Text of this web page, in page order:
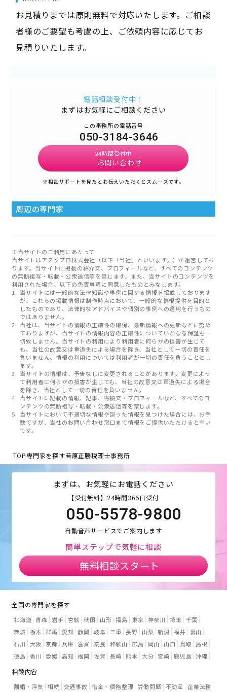
お見積りまでは原則無料で対応いたします。ご相談
者様のご要望も考慮の上、ご依頼内容に応じてお
見積りいたします。
電話相談受付中！
まずはお気軽にご相談ください
この事務所の電話番号
050-3184-3646
24時間受付中
お問い合わせ
※相談サポートを見たとお伝えいただくとスムーズです。
周辺の専門家
※当サイトのご利用にあたって
当サイトはアスクプロ株式会社（以下「当社」といいます。）が運営してお
ります。当サイトに掲載の紹介文、プロフィールなど、すべてのコンテンツ
の無断複写・転載・公衆送信等を禁じます。また、当サイトのコンテンツを
利用された場合、以下の免責事項に同意したものとみなします。
当サイトには一般的な法律知識や事例に関する情報を掲載しております
が、これらの掲載情報は制作時点において、一般的な情報提供を目的と
したものであり、法律的なアドバイスや個別の事例への適用を行うもの
ではありません。
当社は、当サイトの情報の正確性の確保、最新情報への更新などに努め
ておりますが、当サイトの情報内容の正確性についていかなる保証も一
切致しません。当サイトの利用により利用者に何らかの損害が生じて
も、当社の故意又は重過失による場合を除き、当社として一切の責任を
負いません。情報の利用については利用者が一切の責任を負うこととし
ます。
当サイトの情報は、予告なしに変更されることがあります。変更によっ
て利用者に何らかの損害が生じても、当社の故意又は重過失による場合
を除き、当社として一切の責任を負いません。
当サイトに記載の情報、記事、寄稿文・プロフィールなど、すべてのコ
ンテンツの無断複写・転載・公衆送信等を禁じます。
当サイトにおいて不適切な情報や誤った情報を見つけた場合には、お手
数ですが、当社のお問い合わせ窓口まで情報をご提供いただけると幸い
です。
TOP専門家を探す若原正勝税理士事務所
まずは、お気軽にお電話ください
【受付無料】24時間365日受付
050-5578-9800
自動音声サービスでご案内します
簡単ステップで気軽に相談
無料相談スタート
全国の専門家を探す
北海道 青森 岩手 宮城 秋田 山形 福島 東京 神奈川 埼玉 千葉
茨城 栃木 群馬 愛知 静岡 岐阜 三重 長野 山梨 新潟 福井
富山
石川
大阪 京都 兵庫 滋賀 奈良 和歌山 広島 岡山 山口 鳥取
島根
徳島 香川 愛媛 高知 福岡 佐賀 長崎 熊本 大分 宮崎 鹿児島 沖縄
相談内容
離婚・浮気 相続 交通事故 借金・債務整理 労働問題 不動産 企業法務